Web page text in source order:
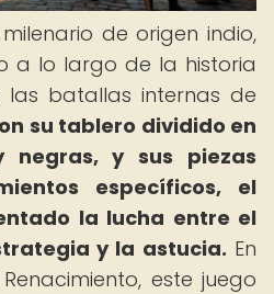
de origen indio,
a lo largo de la historia
batallas internas de
su tablero dividido en
negras, y sus piezas
específicos, el
la lucha entre el
y la astucia. En
este juego